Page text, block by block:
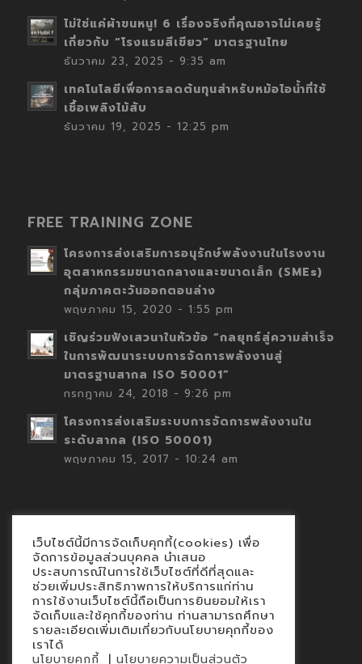
ไม่ใช่แค่ผ้าขนหนู! 6 เรื่องจริงที่คุณอาจไม่เคยรู้
เกี่ยวกับ “โรงแรมสีเขียว” มาตรฐานไทย
ธันวาคม 23, 2025 - 9:35 am
เทคโนโลยีเพื่อการลดต้นทุนสำหรับหม้อไอน้ำที่ใช้
เชื้อเพลิงไม้สับ
ธันวาคม 19, 2025 - 12:25 pm
FREE TRAINING ZONE
โครงการส่งเสริมการอนุรักษ์พลังงานในโรงงาน
อุตสาหกรรมขนาดกลางและขนาดเล็ก (SMEs)
กลุ่มภาคตะวันออกตอนล่าง
พฤษภาคม 15, 2020 - 1:55 pm
เชิญร่วมฟังเสวนาในหัวข้อ “กลยุทธ์สู่ความสำเร็จ
ในการพัฒนาระบบการจัดการพลังงานสู่
มาตรฐานสากล ISO 50001”
กรกฎาคม 24, 2018 - 9:26 pm
โครงการส่งเสริมระบบการจัดการพลังงานใน
ระดับสากล (ISO 50001)
พฤษภาคม 15, 2017 - 10:24 am
Contact
นโยบายคุกกี้
นโยบายข้อมูลส่วนบุคคล
เว็บไซต์นี้มีการจัดเก็บคุกกี้(cookies) เพื่อ
จัดการข้อมูลส่วนบุคคล นำเสนอ
ประสบการณ์ในการใช้เว็บไซต์ที่ดีที่สุดและ
ช่วยเพิ่มประสิทธิภาพการให้บริการแก่ท่าน
การใช้งานเว็บไซต์นี้ถือเป็นการยินยอมให้เรา
จัดเก็บและใช้คุกกี้ของท่าน ท่านสามารถศึกษา
รายละเอียดเพิ่มเติมเกี่ยวกับนโยบายคุกกี้ของ
เราได้
นโยบายคุกกี้ | นโยบายความเป็นส่วนตัว